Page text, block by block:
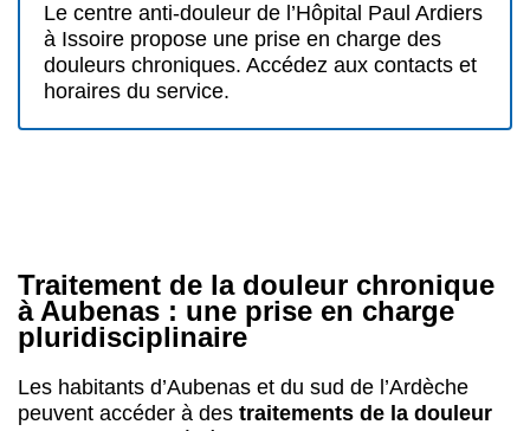
Le centre anti-douleur de l’Hôpital Paul Ardiers
à Issoire propose une prise en charge des
douleurs chroniques. Accédez aux contacts et
horaires du service.
Traitement de la douleur chronique
à Aubenas : une prise en charge
pluridisciplinaire
Les habitants d’Aubenas et du sud de l’Ardèche
peuvent accéder à des traitements de la douleur